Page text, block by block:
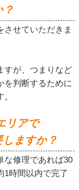
させていただきま
すが、つまりなど
を判断するために
リアで
ますか？
な修理であれば30
1時間以内で完了